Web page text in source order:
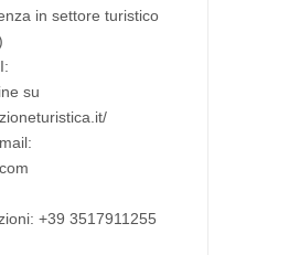
in settore turistico
su
+39 3517911255